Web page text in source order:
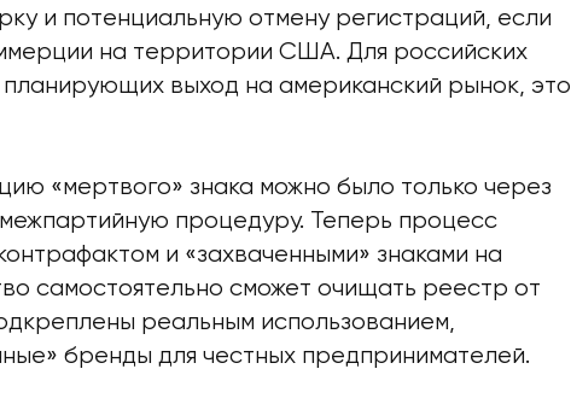
и потенциальную отмену регистраций, если
на территории США. Для российских
выход на американский рынок, это
«мертвого» знака можно было только через
процедуру. Теперь процесс
и «захваченными» знаками на
самостоятельно сможет очищать реестр от
реальным использованием,
бренды для честных предпринимателей.